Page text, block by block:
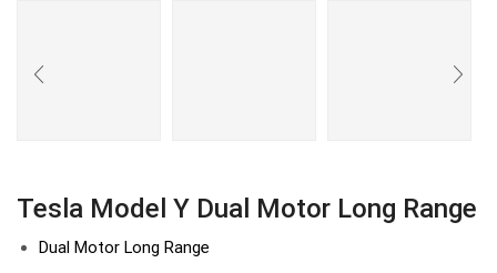
Tesla Model Y Dual Motor Long Range
Dual Motor Long Range